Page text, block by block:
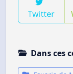
Twitter
Dans ces